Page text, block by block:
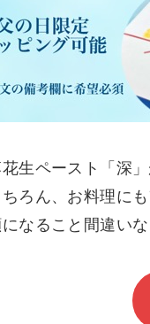
生ペースト「深
ろん、お料理に
なること間違い